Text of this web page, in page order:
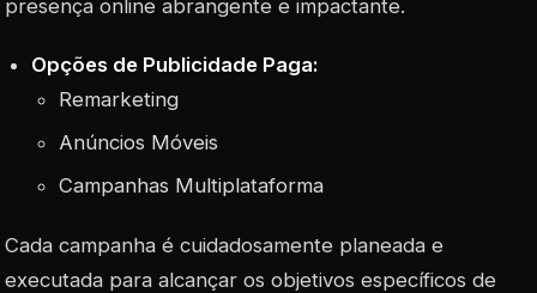
presença online abrangente e impactante.
Opções de Publicidade Paga:
Remarketing
Anúncios Móveis
Campanhas Multiplataforma
Cada campanha é cuidadosamente planeada e
executada para alcançar os objetivos específicos de